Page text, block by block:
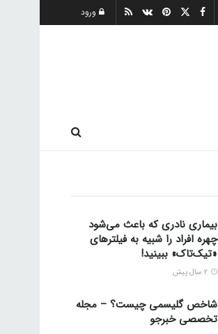
ورود
بیماری نادری که باعث می‌شود
چهره افراد را شبیه به فیلترهای
«تیک‌تاک» ببینید!
شاخص گلیسمی چیست؟ – مجله
تخصصی خبرجو